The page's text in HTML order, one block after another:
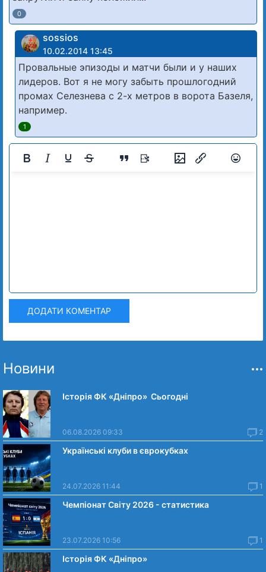
0
sossios
10.02.2014 13:45
Провальные эпизоды и матчи были и у наших
лидеров. Вот я не могу забыть прошлогодний
промах Селезнева с 2-х метров в ворота Базеля,
например.
1
ДОДАТИ КОМЕНТАР
Новини
Історія ФК «Дніпро» Сьогодні
06.08.2026 09:33 2
Українські клуби в єврокубках
24.07.2026 11:44 1
Чемпіонат Світу 2026 - статистика
23.07.2026 10:56 1
Історія ФК «Дніпро»